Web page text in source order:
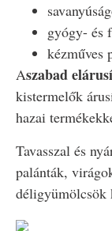
gyógy- és
kézműves
Aszabad
kistermelők
hazai
Tavasszal és
palánták,
déligyümölcsök